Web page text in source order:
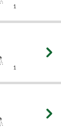
1
1